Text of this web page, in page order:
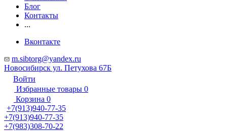
Блог
Контакты
...
Вконтакте
m.sibtorg@yandex.ru
Новосибирск ул. Петухова 67Б
Войти
Избранные товары 0
Корзина 0
+7(913)940-77-35
+7(913)940-77-35
+7(983)308-70-22